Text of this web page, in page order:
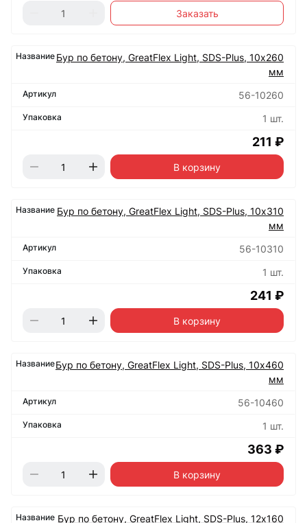
Заказать
Бур по бетону, GreatFlex Light, SDS-Plus, 10х260
мм
56-10260
1 шт.
211 ₽
В корзину
Бур по бетону, GreatFlex Light, SDS-Plus, 10х310
мм
56-10310
1 шт.
241 ₽
В корзину
Бур по бетону, GreatFlex Light, SDS-Plus, 10х460
мм
56-10460
1 шт.
363 ₽
В корзину
Бур по бетону, GreatFlex Light, SDS-Plus, 12х160